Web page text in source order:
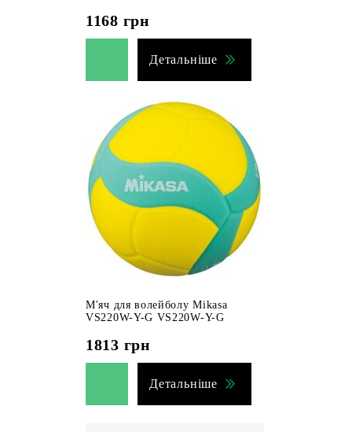
1168 грн
Детальніше
М'яч для волейболу Mikasa
VS220W-Y-G VS220W-Y-G
1813 грн
Детальніше